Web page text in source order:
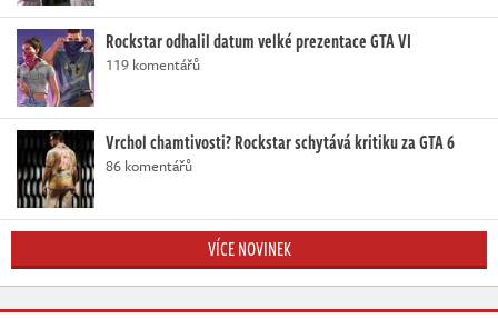
Rockstar odhalil datum velké prezentace GTA VI
119 komentářů
Vrchol chamtivosti? Rockstar schytává kritiku za GTA 6
86 komentářů
VÍCE NOVINEK